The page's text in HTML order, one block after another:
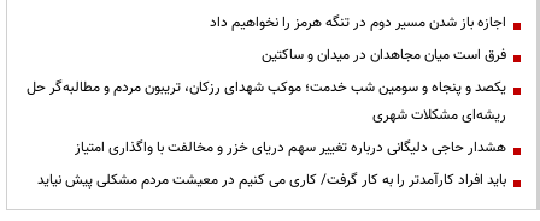
اجازه باز شدن مسیر دوم در تنگه هرمز را نخواهیم داد
فرق است میان مجاهدان در میدان و ساکتین
یکصد و پنجاه و سومین شب خدمت؛ موکب شهدای رزکان، تریبون مردم و مطالبه‌گر حل
ریشه‌ای مشکلات شهری
هشدار حاجی دلیگانی درباره تغییر سهم دریای خزر و مخالفت با واگذاری امتیاز
باید افراد کارآمدتر را به کار گرفت/ کاری می کنیم در معیشت مردم مشکلی پیش نیاید